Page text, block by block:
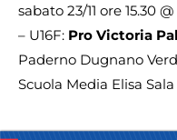
sabato 23/11 ore 15.30
– U16F: Pro Victoria
Paderno Dugnano
Scuola Media Elisa Sala